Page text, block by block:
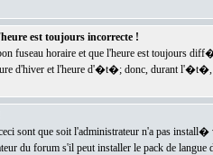
est toujours incorrecte !
fuseau horaire et que l'heure est toujours
d'hiver et l'heure d'�t�; donc, durant
sont que soit l'administrateur n'a pas
du forum s'il peut installer le pack de